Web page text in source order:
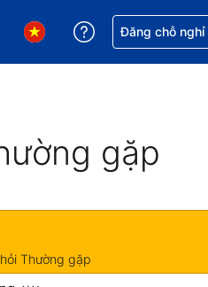
loại tiền tệ của bạn. Loại
Chọn ngôn ngữ của bạn.
Nhận trợ giúp
Đăng chỗ nghỉ
gặp
Thường gặp